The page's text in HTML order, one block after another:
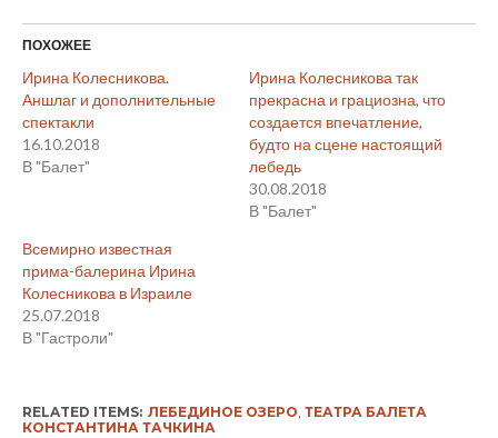
ПОХОЖЕЕ
Ирина Колесникова.
Аншлаг и дополнительные
спектакли
16.10.2018
В "Балет"
Ирина Колесникова так
прекрасна и грациозна, что
создается впечатление,
будто на сцене настоящий
лебедь
30.08.2018
В "Балет"
Всемирно известная
прима-балерина Ирина
Колесникова в Израиле
25.07.2018
В "Гастроли"
RELATED ITEMS: ЛЕБЕДИНОЕ ОЗЕРО, ТЕАТРА БАЛЕТА
КОНСТАНТИНА ТАЧКИНА